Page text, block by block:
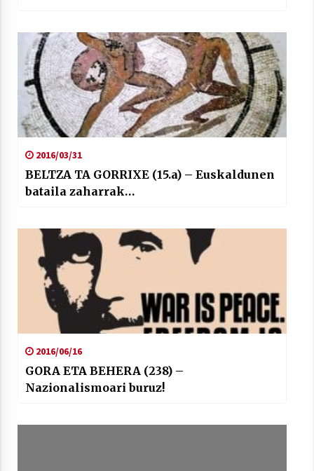
2016/03/31
BELTZA TA GORRIXE (15.a) – Euskaldunen
bataila zaharrak…
2016/06/16
GORA ETA BEHERA (238) –
Nazionalismoari buruz!